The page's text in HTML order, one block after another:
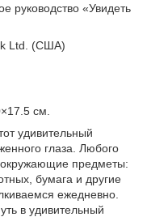
руководство «Увидеть
Ltd. (США)
см.
удивительный
глаза. Любого
окружающие предметы:
бумага и другие
ежедневно.
в удивительный